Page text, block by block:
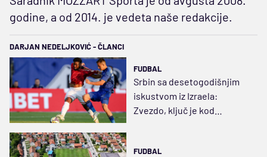
godine, a od 2014. je vedeta naše redakcije.
DARJAN NEDELJKOVIĆ - ČLANCI
FUDBAL
Srbin sa desetogodišnjim
iskustvom iz Izraela:
Zvezdo, ključ je kod
FUDBAL